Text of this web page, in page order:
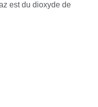
est du dioxyde de